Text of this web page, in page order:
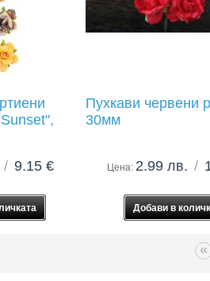
Пухкави червени
30мм
/ 9.15 € Цена: 2.99 лв. /
«